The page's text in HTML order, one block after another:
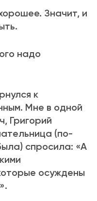
Значит, и
надо
к
Мне в одной
Григорий
(по-
спросила: «А
осуждены